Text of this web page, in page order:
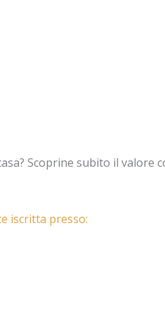
Scoprine subito il
iscritta presso: